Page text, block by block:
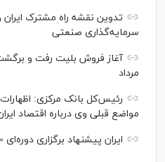
تدوین نقشه راه مشترک
سرمایه‌گذاری صنعتی
مرداد
رئیس‌کل بانک مرکزی: اظهارات
مواضع قبلی وی درباره اقتصاد
ایران پیشنهاد برگزاری